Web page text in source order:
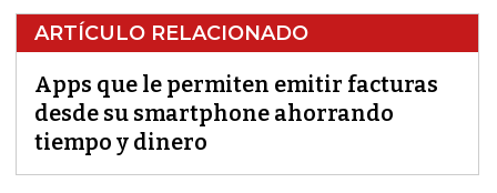
ARTÍCULO RELACIONADO
Apps que le permiten emitir facturas
desde su smartphone ahorrando
tiempo y dinero